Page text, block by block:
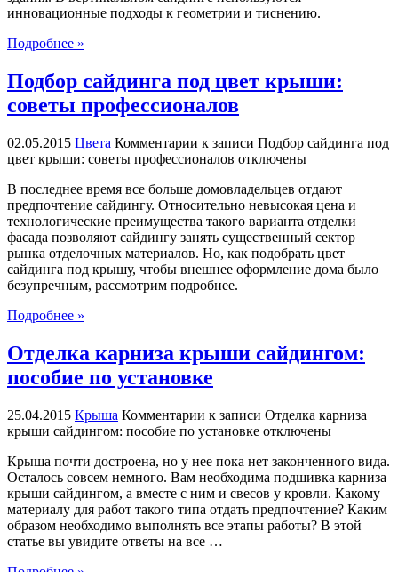
инновационные подходы к геометрии и тиснению.
Подробнее »
Подбор сайдинга под цвет крыши:
советы профессионалов
02.05.2015 Цвета Комментарии к записи Подбор сайдинга под
цвет крыши: советы профессионалов отключены
В последнее время все больше домовладельцев отдают
предпочтение сайдингу. Относительно невысокая цена и
технологические преимущества такого варианта отделки
фасада позволяют сайдингу занять существенный сектор
рынка отделочных материалов. Но, как подобрать цвет
сайдинга под крышу, чтобы внешнее оформление дома было
безупречным, рассмотрим подробнее.
Подробнее »
Отделка карниза крыши сайдингом:
пособие по установке
25.04.2015 Крыша Комментарии к записи Отделка карниза
крыши сайдингом: пособие по установке отключены
Крыша почти достроена, но у нее пока нет законченного вида.
Осталось совсем немного. Вам необходима подшивка карниза
крыши сайдингом, а вместе с ним и свесов у кровли. Какому
материалу для работ такого типа отдать предпочтение? Каким
образом необходимо выполнять все этапы работы? В этой
статье вы увидите ответы на все …